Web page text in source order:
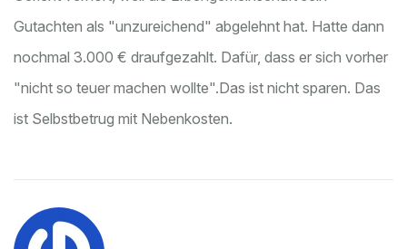
Gutachten als "unzureichend" abgelehnt hat. Hatte dann
nochmal 3.000 € draufgezahlt. Dafür, dass er sich vorher
"nicht so teuer machen wollte".Das ist nicht sparen. Das
ist Selbstbetrug mit Nebenkosten.